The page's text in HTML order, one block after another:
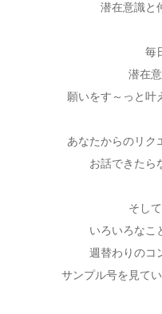
潜在意識と
毎
潜在
願いをす～っと叶
あなたからのリク
お話できたら
そし
いろいろなこ
週替わりのコ
サンプル号を見て